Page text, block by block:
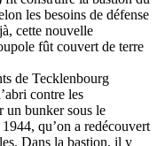
les besoins de défense
cette nouvelle
fût couvert de terre
de Tecklenbourg
contre les
un bunker sous le
qu’on a redécouvert
Dans la bastion, il y